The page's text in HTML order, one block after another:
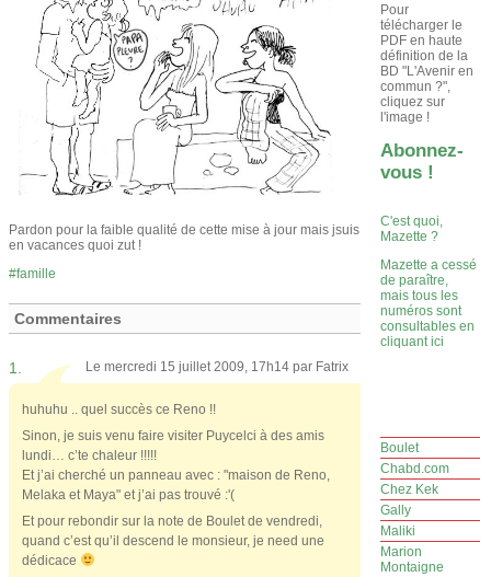
Pardon pour la faible qualité de cette mise à jour mais jsuis
en vacances quoi zut !
famille
Commentaires
1. Le mercredi 15 juillet 2009, 17h14 par Fatrix
huhuhu .. quel succès ce Reno !!
Sinon, je suis venu faire visiter Puycelci à des amis
lundi… c’te chaleur !!!!!
Et j’ai cherché un panneau avec : "maison de Reno,
Melaka et Maya" et j’ai pas trouvé :'(
Et pour rebondir sur la note de Boulet de vendredi,
quand c’est qu’il descend le monsieur, je need une
dédicace
Pour
télécharger le
PDF en haute
définition de la
BD "L'Avenir en
commun ?",
cliquez sur
l'image !
Abonnez-
vous !
C'est quoi,
Mazette ?
Mazette a cessé
de paraître,
mais tous les
numéros sont
consultables en
cliquant ici
Boulet
Chabd.com
Chez Kek
Gally
Maliki
Marion
Montaigne